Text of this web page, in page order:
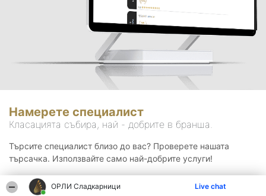
ОРЛИ Сладкарници Live chat
Намерете специалист
Класацията събира, най - добрите в бранша.
Търсите специалист близо до вас? Проверете нашата
търсачка. Използвайте само най-добрите услуги!